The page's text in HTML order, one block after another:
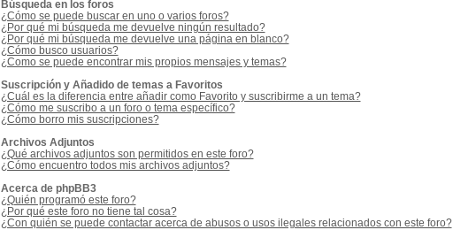
Búsqueda en los foros
¿Cómo se puede buscar en uno o varios foros?
¿Por qué mi búsqueda me devuelve ningún resultado?
¿Por qué mi búsqueda me devuelve una página en blanco?
¿Cómo busco usuarios?
¿Como se puede encontrar mis propios mensajes y temas?
Suscripción y Añadido de temas a Favoritos
¿Cuál es la diferencia entre añadir como Favorito y suscribirme a un tema?
¿Cómo me suscribo a un foro o tema específico?
¿Cómo borro mis suscripciones?
Archivos Adjuntos
¿Qué archivos adjuntos son permitidos en este foro?
¿Cómo encuentro todos mis archivos adjuntos?
Acerca de phpBB3
¿Quién programó este foro?
¿Por qué este foro no tiene tal cosa?
¿Con quién se puede contactar acerca de abusos o usos ilegales relacionados con este foro?